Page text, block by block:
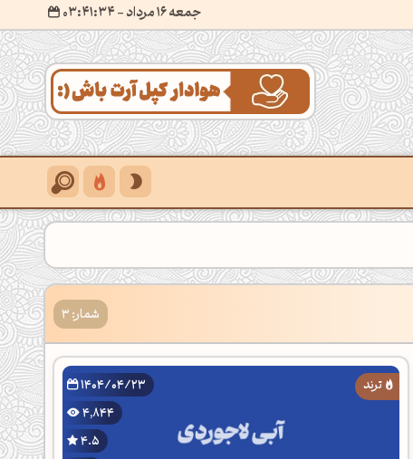
جمعه 16 مرداد
- ۰۳:۴۱:۳۵
شمار: 3
1404/04/23
4,844
4.5